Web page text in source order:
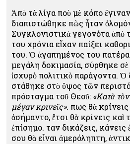
Ἀπὸ τὰ λίγα ποὺ μὲ κόπο
διαπιστώθηκε πὼς ἦταν
Συγκλονιστικὰ γεγονότα ἀπὸ
του χρόνια εἶχαν παίξει
του. Ὁ ἀγαπημένος του
μεγάλη δοκιμασία, σύρθηκε
ἰσχυρὸ πολιτικὸ παράγοντα. Ὁ
στάθηκε στὸ ὕψος τῶν
πρόσταγμα τοῦ Θεοῦ: «Κατὰ
μέγαν κρινεῖς». Ὅπως θὰ
ἀσήμαντο, ἔτσι θὰ κρίνεις καὶ
ἐπίσημο. Ὅταν δικάζεις,
σου θὰ εἶναι ἀμερόληπτη,